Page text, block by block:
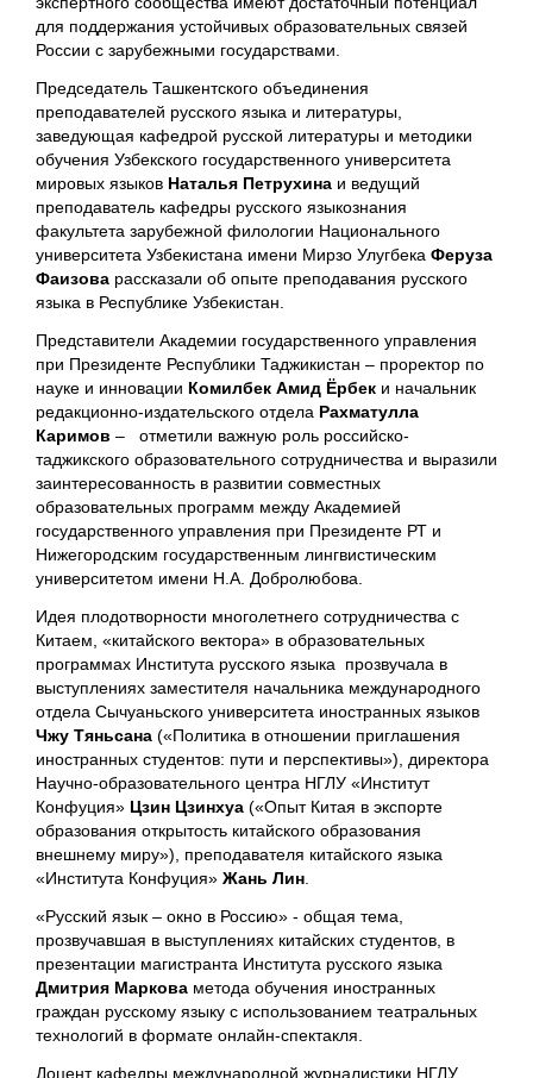
для поддержания устойчивых образовательных связей
России с зарубежными государствами.
Председатель Ташкентского объединения
преподавателей русского языка и литературы,
заведующая кафедрой русской литературы и методики
обучения Узбекского государственного университета
мировых языков Наталья Петрухина и ведущий
преподаватель кафедры русского языкознания
факультета зарубежной филологии Национального
университета Узбекистана имени Мирзо Улугбека Феруза
Фаизова рассказали об опыте преподавания русского
языка в Республике Узбекистан.
Представители Академии государственного управления
при Президенте Республики Таджикистан – проректор по
науке и инновации Комилбек Амид Ёрбек и начальник
редакционно-издательского отдела Рахматулла
Каримов – отметили важную роль российско-
таджикского образовательного сотрудничества и выразили
заинтересованность в развитии совместных
образовательных программ между Академией
государственного управления при Президенте РТ и
Нижегородским государственным лингвистическим
университетом имени Н.А. Добролюбова.
Идея плодотворности многолетнего сотрудничества с
Китаем, «китайского вектора» в образовательных
программах Института русского языка прозвучала в
выступлениях заместителя начальника международного
отдела Сычуаньского университета иностранных языков
Чжу Тяньсана («Политика в отношении приглашения
иностранных студентов: пути и перспективы»), директора
Научно-образовательного центра НГЛУ «Институт
Конфуция» Цзин Цзинхуа («Опыт Китая в экспорте
образования открытость китайского образования
внешнему миру»), преподавателя китайского языка
«Института Конфуция» Жань Лин
«Русский язык – окно в Россию» - общая тема,
прозвучавшая в выступлениях китайских студентов, в
презентации магистранта Института русского языка
Дмитрия Маркова метода обучения иностранных
граждан русскому языку с использованием театральных
технологий в формате онлайн-спектакля.
Доцент кафедры международной журналистики НГЛУ